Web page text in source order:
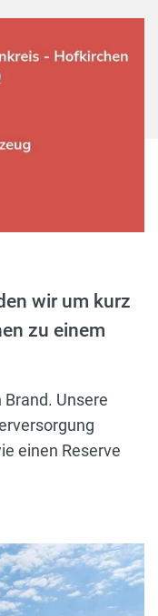
wir um kurz
zu einem
Unsere
einen Reserve